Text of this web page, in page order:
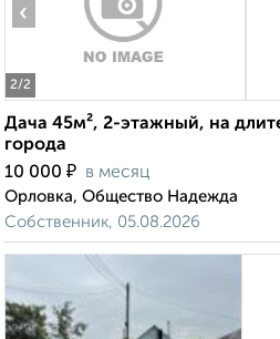
2/2
‹
Дача 45м², 2-этажный, на
города
10 000 ₽ в месяц
Орловка, Общество Надежда
Собственник, 05.08.2026